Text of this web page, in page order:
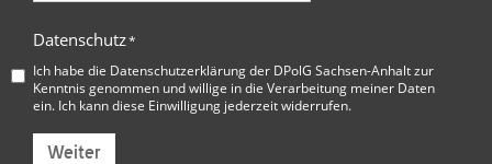
Datenschutz*
Ich habe die Datenschutzerklärung der DPolG Sachsen-Anhaltzur
Kenntnis genommen und willige in die Verarbeitung meiner Daten
ein. Ich kann diese Einwilligung jederzeit widerrufen.
Weiter